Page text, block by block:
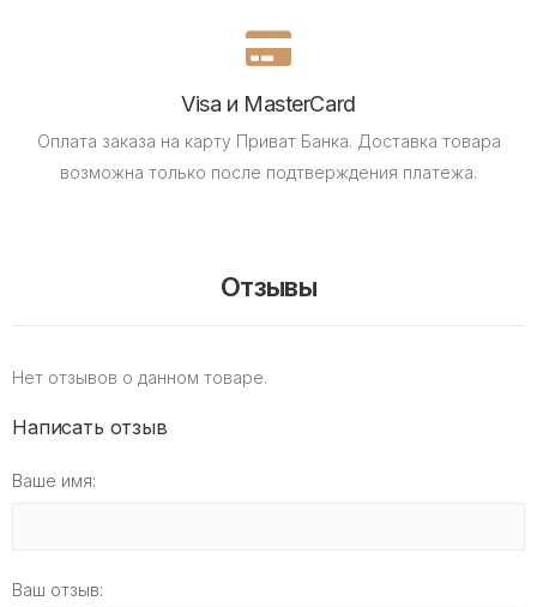
Visa и MasterCard
Оплата заказа на карту Приват Банка. Доставка товара
возможна только после подтверждения платежа.
Отзывы
Нет отзывов о данном товаре.
Написать отзыв
Ваше имя:
Ваш отзыв: